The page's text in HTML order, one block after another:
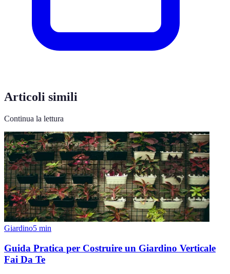
Articoli simili
Continua la lettura
Giardino5 min
Guida Pratica per Costruire un Giardino Verticale
Fai Da Te